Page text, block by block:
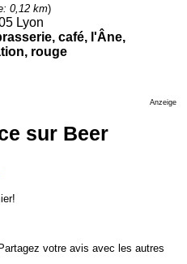
0,12 km)
Lyon
café, l'Âne,
rouge
Anzeige
sur Beer
votre avis avec les autres